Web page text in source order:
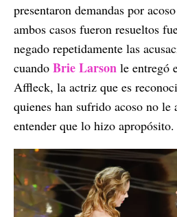
presentaron demandas por
ambos casos fueron resueltos
negado repetidamente las
cuando Brie Larson le entregó
Affleck, la actriz que es
quienes han sufrido acoso no le
entender que lo hizo apropósito.